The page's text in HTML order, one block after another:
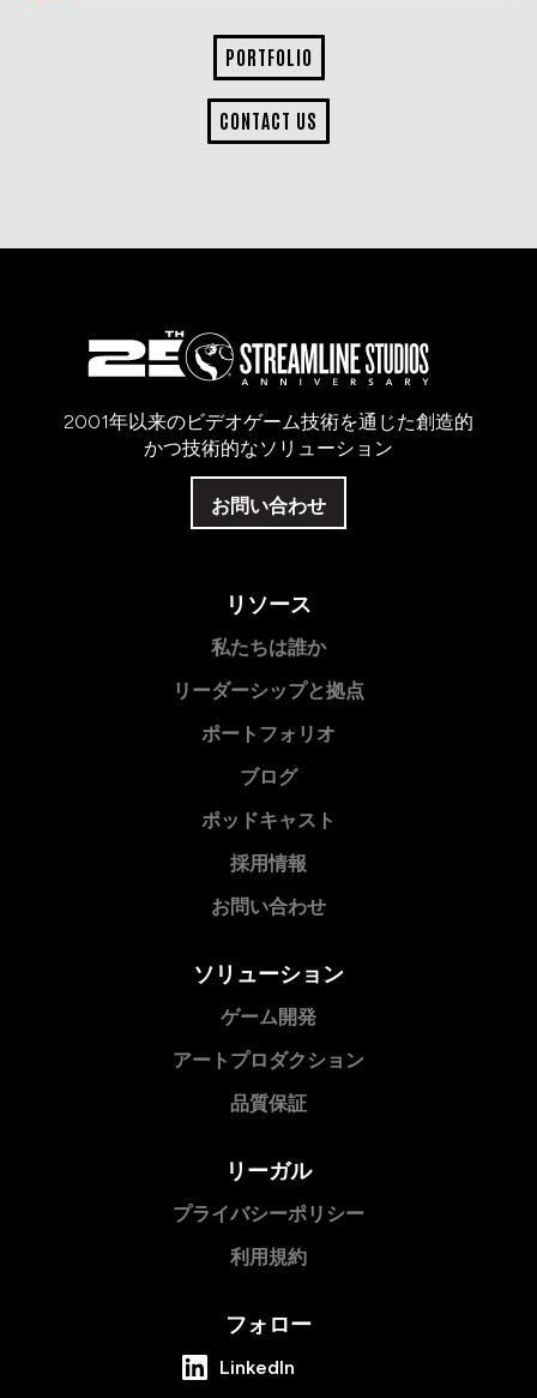
PORTFOLIO
CONTACT US
2001年以来のビデオゲーム技術を通じた創造的
かつ技術的なソリューション
お問い合わせ
リソース
私たちは誰か
リーダーシップと拠点
ポートフォリオ
ブログ
ポッドキャスト
採用情報
お問い合わせ
ソリューション
ゲーム開発
アートプロダクション
品質保証
リーガル
プライバシーポリシー
利用規約
フォロー
LinkedIn